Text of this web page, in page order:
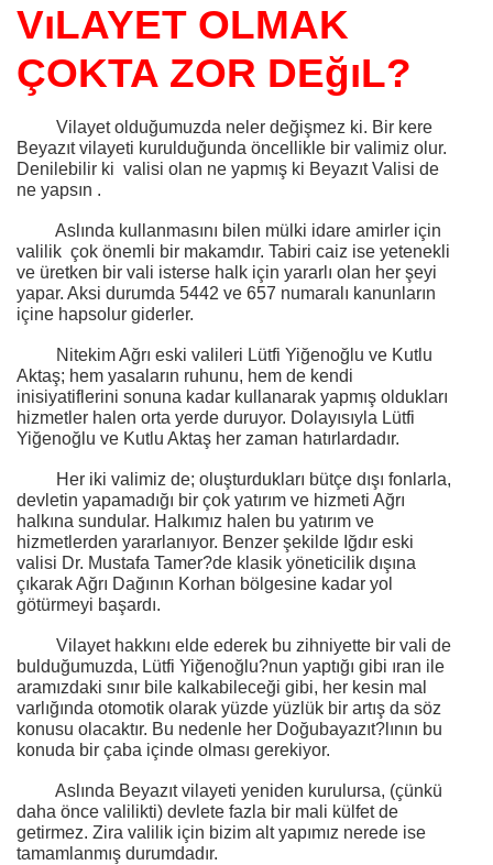
VıLAYET OLMAK
ÇOKTA ZOR DEğıL?
Vilayet olduğumuzda neler değişmez ki. Bir kere
Beyazıt vilayeti kurulduğunda öncellikle bir valimiz olur.
Denilebilir ki valisi olan ne yapmış ki Beyazıt Valisi de
ne yapsın .
Aslında kullanmasını bilen mülki idare amirler için
valilik çok önemli bir makamdır. Tabiri caiz ise yetenekli
ve üretken bir vali isterse halk için yararlı olan her şeyi
yapar. Aksi durumda 5442 ve 657 numaralı kanunların
içine hapsolur giderler.
Nitekim Ağrı eski valileri Lütfi Yiğenoğlu ve Kutlu
Aktaş; hem yasaların ruhunu, hem de kendi
inisiyatiflerini sonuna kadar kullanarak yapmış oldukları
hizmetler halen orta yerde duruyor. Dolayısıyla Lütfi
Yiğenoğlu ve Kutlu Aktaş her zaman hatırlardadır.
Her iki valimiz de; oluşturdukları bütçe dışı fonlarla,
devletin yapamadığı bir çok yatırım ve hizmeti Ağrı
halkına sundular. Halkımız halen bu yatırım ve
hizmetlerden yararlanıyor. Benzer şekilde Iğdır eski
valisi Dr. Mustafa Tamer?de klasik yöneticilik dışına
çıkarak Ağrı Dağının Korhan bölgesine kadar yol
götürmeyi başardı.
Vilayet hakkını elde ederek bu zihniyette bir vali de
bulduğumuzda, Lütfi Yiğenoğlu?nun yaptığı gibi ıran ile
aramızdaki sınır bile kalkabileceği gibi, her kesin mal
varlığında otomotik olarak yüzde yüzlük bir artış da söz
konusu olacaktır. Bu nedenle her Doğubayazıt?lının bu
konuda bir çaba içinde olması gerekiyor.
Aslında Beyazıt vilayeti yeniden kurulursa, (çünkü
daha önce valilikti) devlete fazla bir mali külfet de
getirmez. Zira valilik için bizim alt yapımız nerede ise
tamamlanmış durumdadır.